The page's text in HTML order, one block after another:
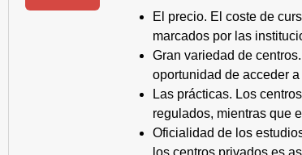
El precio. El coste de
marcados por las
Gran variedad de
oportunidad de acceder
Las prácticas. Los
regulados, mientras que
Oficialidad de los
los centros privados es